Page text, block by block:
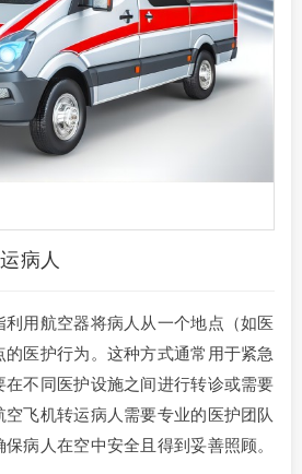
病人
用航空器将病人从一个地点（如医
医护行为。这种方式通常用于紧急
不同医护设施之间进行转诊或需要
飞机转运病人需要专业的医护团队
病人在空中安全且得到妥善照顾。